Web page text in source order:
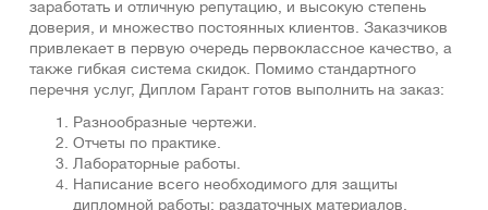
заработать и отличную репутацию, и высокую степень
доверия, и множество постоянных клиентов. Заказчиков
привлекает в первую очередь первоклассное качество, а
также гибкая система скидок. Помимо стандартного
перечня услуг, Диплом Гарант готов выполнить на заказ:
Разнообразные чертежи.
Отчеты по практике.
Лабораторные работы.
Написание всего необходимого для защиты
дипломной работы: раздаточных материалов,